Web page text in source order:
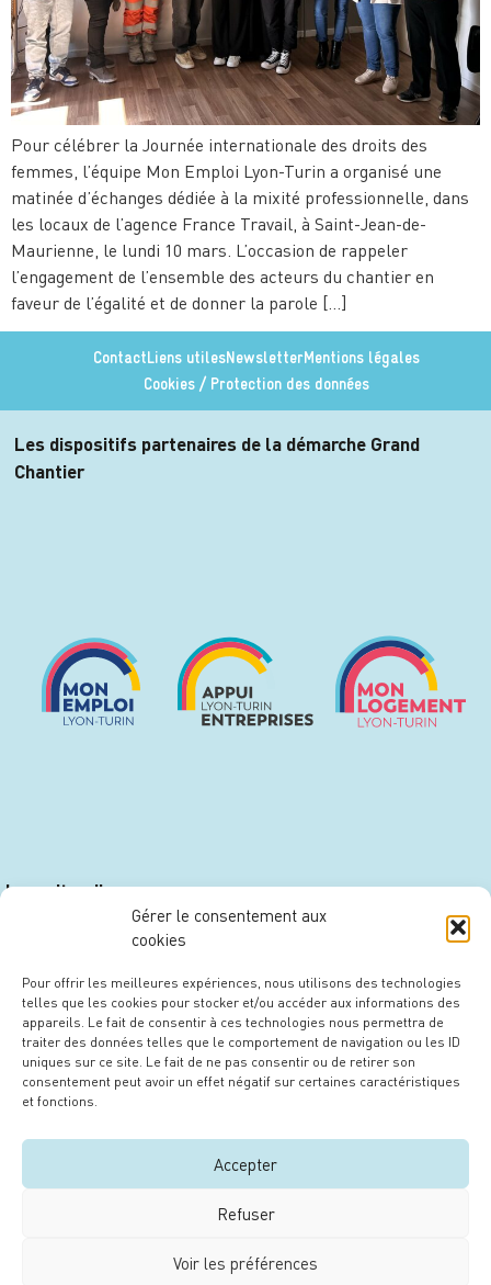
Gérer le consentement aux
cookies
Pour offrir les meilleures expériences, nous utilisons des technologies
telles que les cookies pour stocker et/ou accéder aux informations des
appareils. Le fait de consentir à ces technologies nous permettra de
traiter des données telles que le comportement de navigation ou les ID
uniques sur ce site. Le fait de ne pas consentir ou de retirer son
consentement peut avoir un effet négatif sur certaines caractéristiques
et fonctions.
Accepter
Refuser
Voir les préférences
Pour célébrer la Journée internationale des droits des
femmes, l’équipe Mon Emploi Lyon-Turin a organisé une
matinée d’échanges dédiée à la mixité professionnelle, dans
les locaux de l’agence France Travail, à Saint-Jean-de-
Maurienne, le lundi 10 mars. L’occasion de rappeler
l’engagement de l’ensemble des acteurs du chantier en
faveur de l’égalité et de donner la parole […]
ContactLiens utilesNewsletterMentions légales
Cookies / Protection des données
Les dispositifs partenaires de la démarche Grand
Chantier
Le maitre d’ouvrage